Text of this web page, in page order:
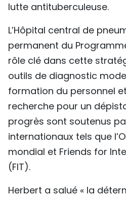
lutte antituberculeuse.
L’Hôpital central de
permanent du
rôle clé dans cette
outils de diagnostic
formation du personnel
recherche pour un
progrès sont soutenus
internationaux tels que
mondial et Friends for
(FIT).
Herbert a salué « la